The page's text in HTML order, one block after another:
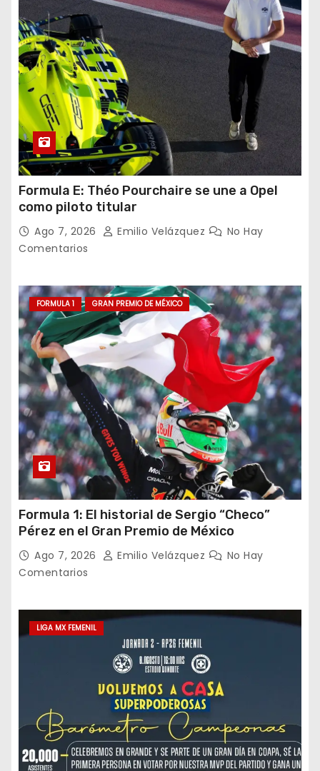
Formula E: Théo Pourchaire se une a Opel
como piloto titular
Ago 7, 2026 Emilio Velázquez
No Hay
Comentarios
FORMULA 1 GRAN PREMIO DE MÉXICO
Formula 1: El historial de Sergio “Checo”
Pérez en el Gran Premio de México
Ago 7, 2026 Emilio Velázquez
No Hay
Comentarios
LIGA MX FEMENIL